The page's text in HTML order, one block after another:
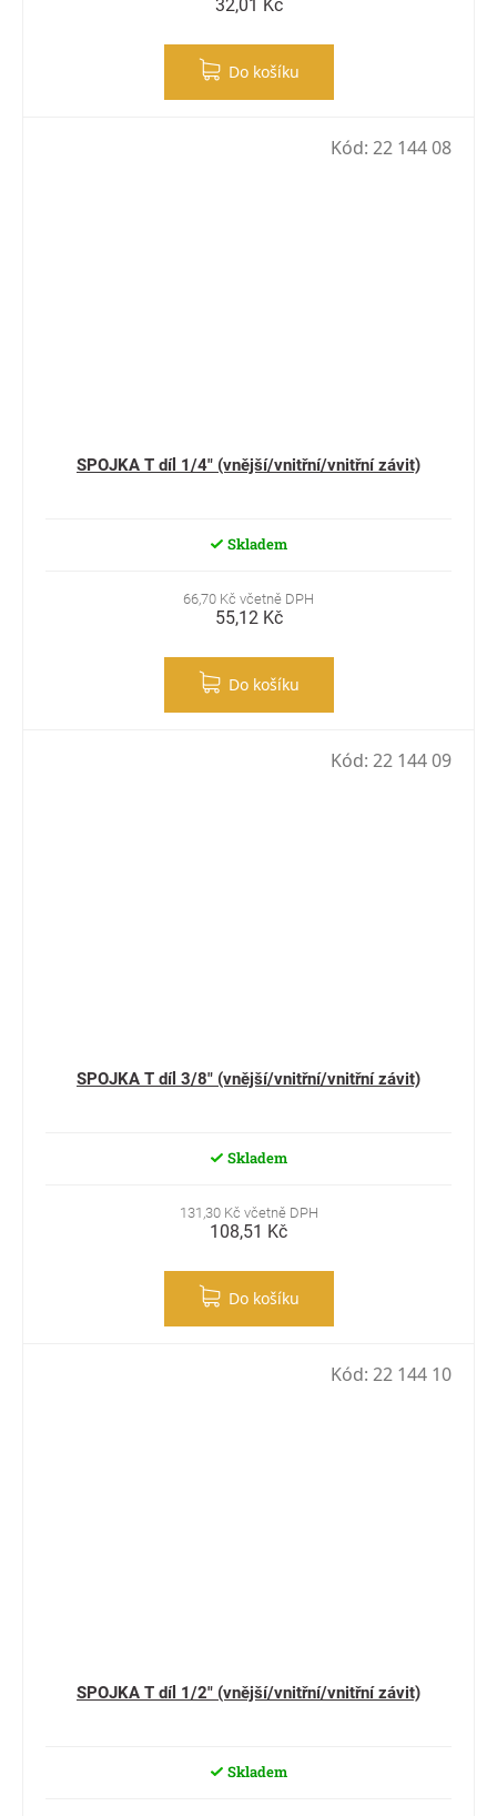
32,01 Kč
Do košíku
SPOJKA T díl 1/4" (vnější/vnitřní/vnitřní závit)
Skladem
66,70 Kč včetně DPH
55,12 Kč
Do košíku
Kód: 22 144 08
SPOJKA T díl 3/8" (vnější/vnitřní/vnitřní závit)
Skladem
131,30 Kč včetně DPH
108,51 Kč
Do košíku
Kód: 22 144 09
SPOJKA T díl 1/2" (vnější/vnitřní/vnitřní závit)
Skladem
Kód: 22 144 10